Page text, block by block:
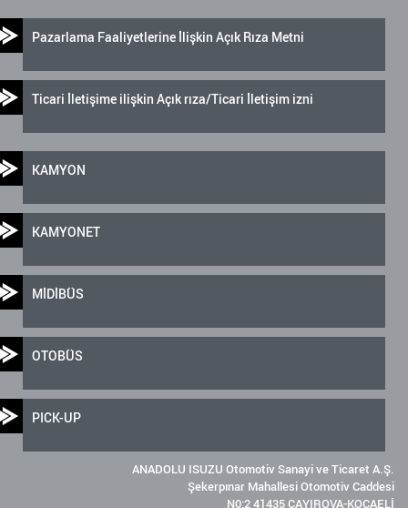
Pazarlama Faaliyetlerine İlişkin Açık Rıza Metni
Ticari İletişime ilişkin Açık rıza/Ticari İletişim izni
KAMYON
KAMYONET
MİDİBÜS
OTOBÜS
PICK-UP
ANADOLU ISUZU Otomotiv Sanayi ve Ticaret A.Ş.
Şekerpınar Mahallesi Otomotiv Caddesi
N0:2 41435 ÇAYIROVA-KOCAELİ